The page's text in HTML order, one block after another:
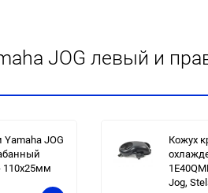
JOG левый и
JOG
110х25мм
Кожух
Jog,